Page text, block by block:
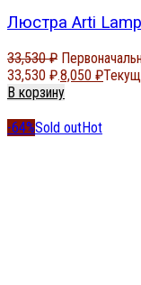
Люстра Arti
33,530₽
33,530 ₽.8,050 ₽
В корзину
-64%Sold outHot